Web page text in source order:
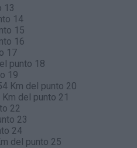
13
14
15
16
17
punto 18
19
Km del punto 20
Km del punto 21
22
23
24
del punto 25